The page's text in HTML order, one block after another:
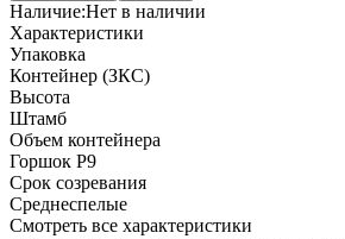
Наличие:Нет в наличии
Характеристики
Упаковка
Контейнер (ЗКС)
Высота
Штамб
Объем контейнера
Горшок Р9
Срок созревания
Среднеспелые
Cмотреть все характеристики